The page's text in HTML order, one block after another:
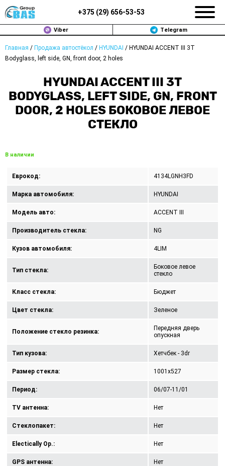
+375 (29) 656-53-53
Viber Telegram
Главная / Продажа автостёкол / HYUNDAI / HYUNDAI ACCENT III 3T
Bodyglass, left side, GN, front door, 2 holes
HYUNDAI ACCENT III 3T
BODYGLASS, LEFT SIDE, GN, FRONT
DOOR, 2 HOLES БОКОВОЕ ЛЕВОЕ
СТЕКЛО
В наличии
Еврокод: 4134LGNH3FD
Марка автомобиля: HYUNDAI
Модель авто: ACCENT III
Производитель стекла: NG
Кузов автомобиля: 4LIM
Тип стекла:
Боковое левое
стекло
Класс стекла: Бюджет
Цвет стекла: Зеленое
Положение стекло резинка:
Передняя дверь
опускная
Тип кузова: Хетчбек - 3dr
Размер стекла: 1001x527
Период: 06/07-11/01
TV антенна: Нет
Стеклопакет: Нет
Electically Op.: Нет
GPS антенна: Нет
ЗАМЕНА АВТОСТЕКОЛ В МИНСКЕ
ПРОДАЖА АВТОСТЁКОЛ
РЕМОНТ
ПОЛИТИКА КОНФИДЕНЦИАЛЬНОСТИ